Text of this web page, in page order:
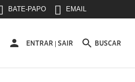
BATE-PAPO EMAIL
ENTRAR
ENTRAR | SAIR BUSCAR